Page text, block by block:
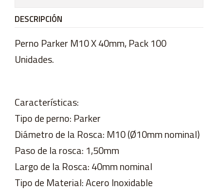
DESCRIPCIÓN
Perno Parker M10 X 40mm, Pack 100
Unidades.
Características:
Tipo de perno: Parker
Diámetro de la Rosca: M10 (Ø10mm nominal)
Paso de la rosca: 1,50mm
Largo de la Rosca: 40mm nominal
Tipo de Material: Acero Inoxidable